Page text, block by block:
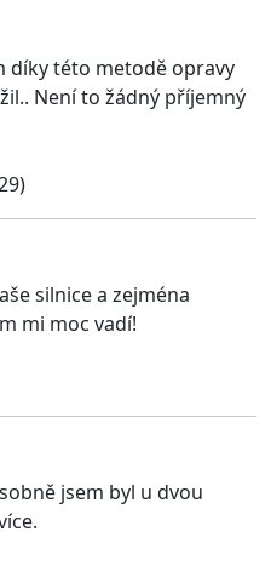
díky této metodě opravy
Není to žádný příjemný
silnice a zejména
mi moc vadí!
jsem byl u dvou